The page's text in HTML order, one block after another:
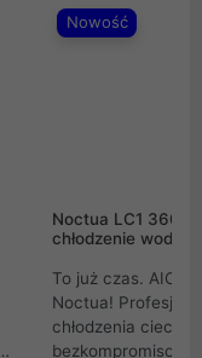
Nowość
Noctua LC1
chłodzenie wodne
To już czas. AIO
Noctua!
chłodzenia cieczą